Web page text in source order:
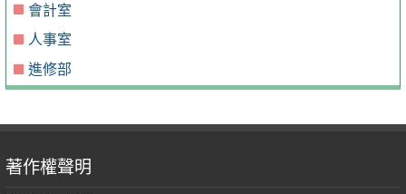
會計室
人事室
進修部
著作權聲明